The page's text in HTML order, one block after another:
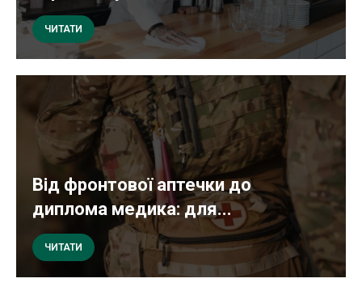
ЧИТАТИ
Від фронтової аптечки до
диплома медика: для...
ЧИТАТИ